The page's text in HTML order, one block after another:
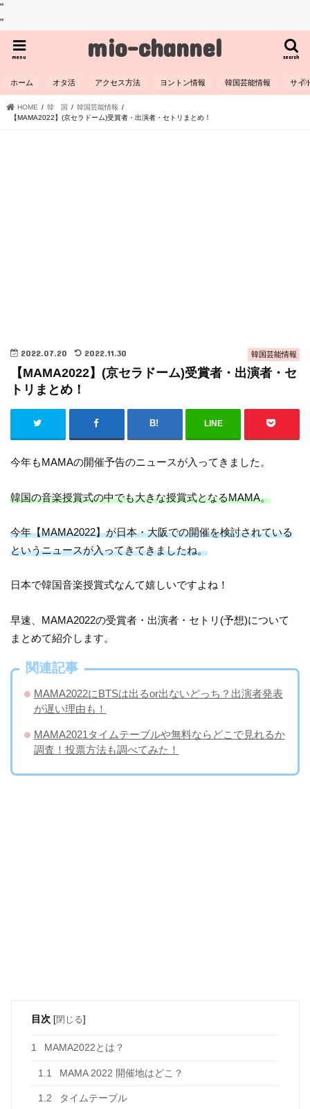
"
"
mio-channel search
menu
ホーム オタ活 アクセス方法 ヨントン情報 韓国芸能情報 サイ
HOME 韓 国
韓国芸能情報
【MAMA2022】(京セラドーム)受賞者・出演者・セトリまとめ！
韓国芸能情報
2022.07.20 2022.11.30
【MAMA2022】(京セラドーム)受賞者・出演者・セ
トリまとめ！
LINE
今年もMAMAの開催予告のニュースが入ってきました。
韓国の音楽授賞式の中でも大きな授賞式となるMAMA。
今年【MAMA2022】が日本・大阪での開催を検討されている
というニュースが入ってきてきましたね。
日本で韓国音楽授賞式なんて嬉しいですよね！
早速、MAMA2022の受賞者・出演者・セトリ(予想)について
まとめて紹介します。
関連記事
MAMA2022にBTSは出るor出ないどっち？出演者発表
が遅い理由も！
MAMA2021タイムテーブルや無料ならどこで見れるか
調査！投票方法も調べてみた！
目次 [閉じる]
1 MAMA2022とは？
1.1 MAMA 2022 開催地はどこ？
1.2 タイムテーブル